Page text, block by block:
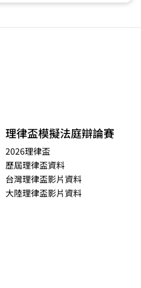
理律盃模擬法庭辯論賽
2026理律盃
歷屆理律盃資料
台灣理律盃影片資料
大陸理律盃影片資料